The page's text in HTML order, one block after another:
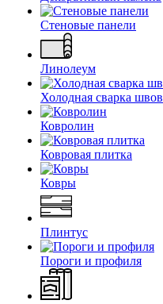
Стеновые панели
Линолеум
Холодная сварка швов
Ковролин
Ковровая плитка
Ковры
Плинтус
Пороги и профиля